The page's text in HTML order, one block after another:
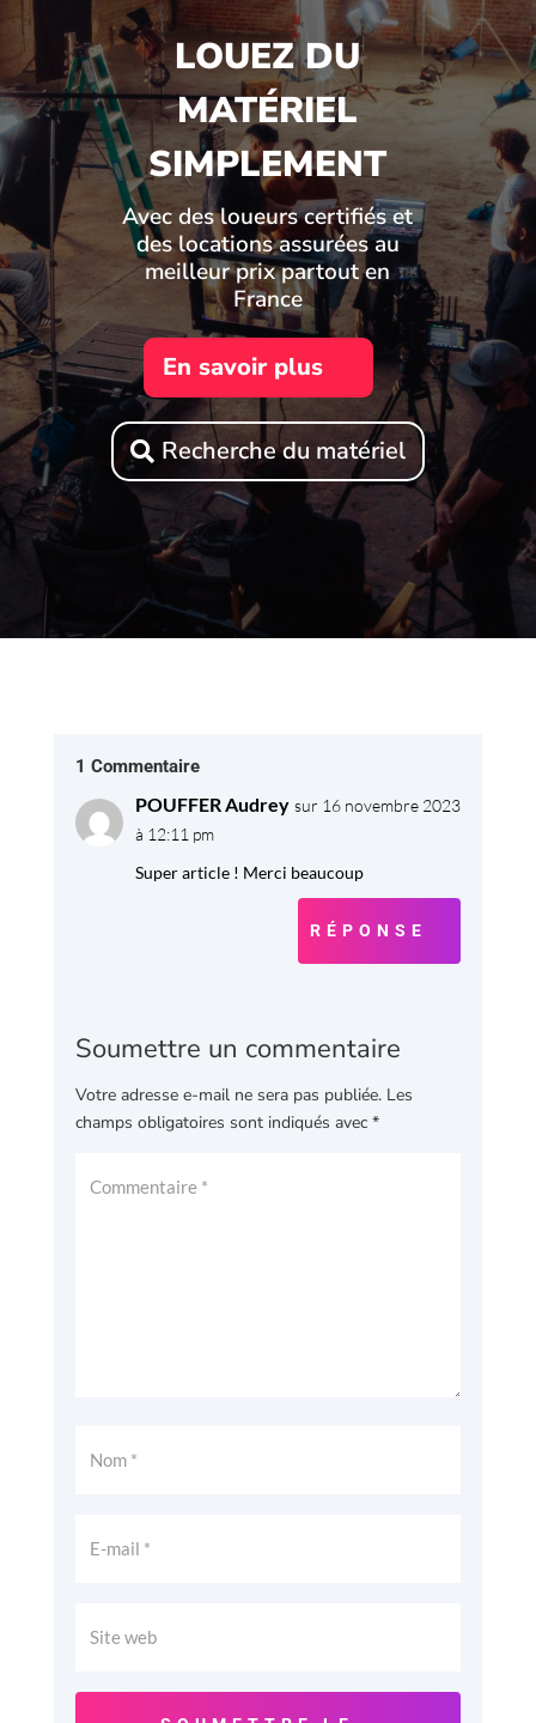
LOUEZ DU
MATÉRIEL
SIMPLEMENT
Avec des loueurs certifiés et
des locations assurées au
meilleur prix partout en
France
En savoir plus
Recherche du matériel
1 Commentaire
POUFFER Audrey sur 16 novembre 2023
à 12:11 pm
Super article ! Merci beaucoup
RÉPONSE
Soumettre un commentaire
Votre adresse e-mail ne sera pas publiée. Les
champs obligatoires sont indiqués avec *